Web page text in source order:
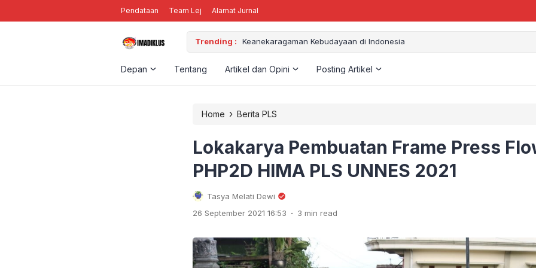
Pendataan Team Lej Alamat Jurnal
Trending : Keanekaragaman Kebudayaan di Indonesia
Depan Tentang Artikel dan Opini Posting Artikel
Home › Berita PLS
Lokakarya Pembuatan Frame Press
PHP2D HIMA PLS UNNES 2021
Tasya Melati Dewi
26 September 2021 16:53 . 3 min read